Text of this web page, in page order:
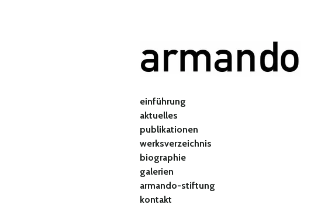
einführung
aktuelles
publikationen
werksverzeichnis
biographie
galerien
armando-stiftung
kontakt